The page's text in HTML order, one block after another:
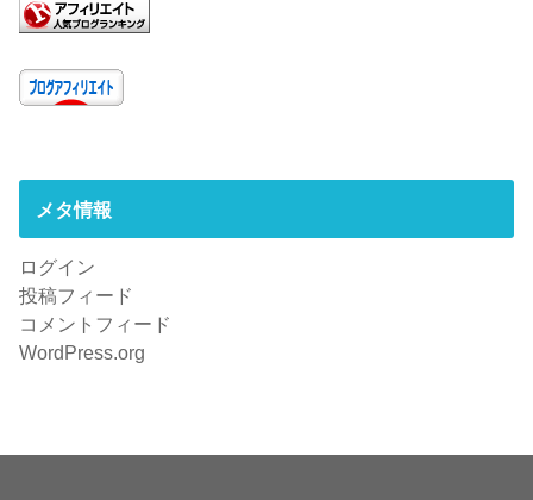
メタ情報
ログイン
投稿フィード
コメントフィード
WordPress.org